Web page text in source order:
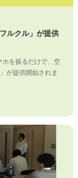
ルクル」が提供
を振るだけで、空
が提供開始されま